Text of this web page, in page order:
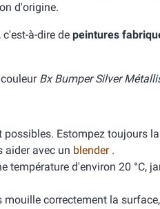
d'origine.
à-dire de peintures
Bx Bumper Silver
Estompez toujours
aider avec un blender .
température d'environ 20 °C,
mouille correctement la